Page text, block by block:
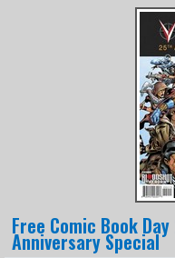
Free Comic Book
Anniversary Special